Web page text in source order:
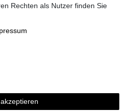
Rechten als Nutzer finden Sie